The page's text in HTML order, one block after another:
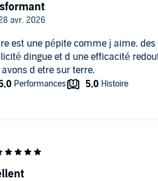
est une pépite comme j aime.
dingue et d une efficacité
avons d etre sur terre.